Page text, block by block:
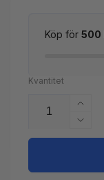
Köp för 500
Kvantitet
Öka
för
SPA